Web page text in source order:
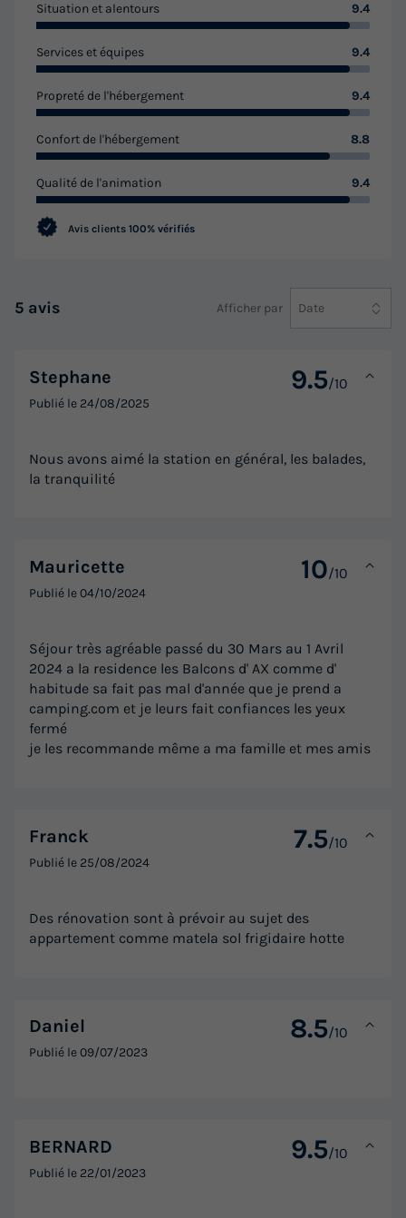
Situation et alentours 9.4
Services et équipes 9.4
Propreté de l'hébergement 9.4
Confort de l'hébergement 8.8
Qualité de l'animation 9.4
Avis clients 100% vérifiés
5 avis Afficher par Date
Stephane 9.5/10
Publié le 24/08/2025
Nous avons aimé la station en général, les balades,
la tranquilité
Mauricette 10/10
Publié le04/10/2024
Séjour très agréable passé du 30 Mars au 1 Avril
2024 a la residence les Balcons d' AX comme d'
habitude sa fait pas mal d'année que je prend a
camping.com et je leurs fait confiances les yeux
fermé
je les recommande même a ma famille et mes amis
Franck 7.5/10
Publié le 25/08/2024
Des rénovation sont à prévoir au sujet des
appartement comme matela sol frigidaire hotte
Daniel 8.5/10
Publié le09/07/2023
BERNARD 9.5/10
Publié le 22/01/2023